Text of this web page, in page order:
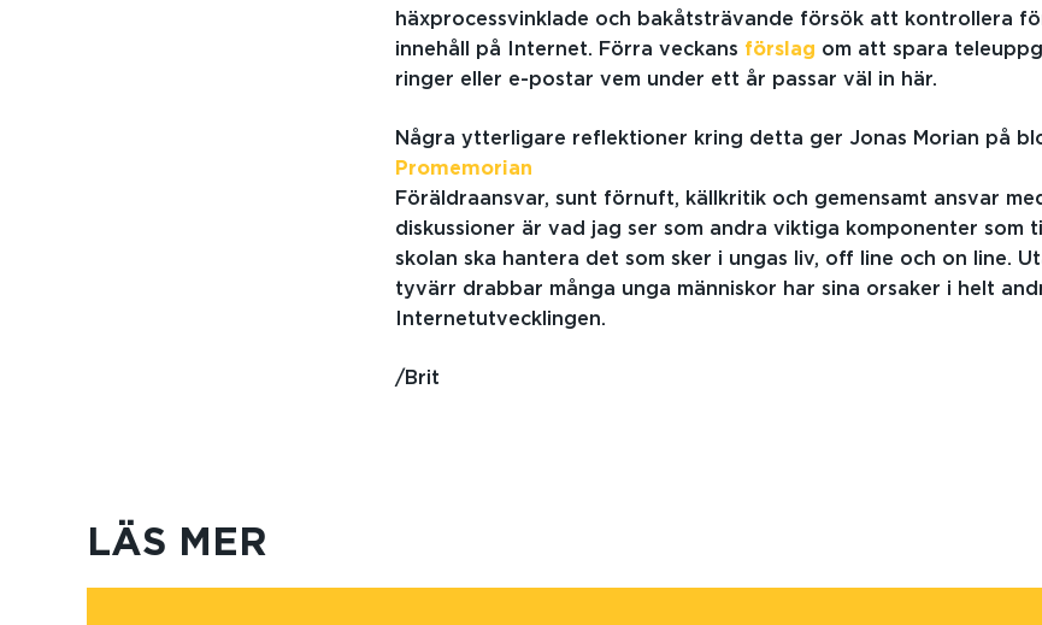
häxprocessvinklade och bakåtsträvande försök att kontrollera
innehåll på Internet. Förra veckans förslag om att spara
ringer eller e-postar vem under ett år passar väl in här.
Några ytterligare reflektioner kring detta ger Jonas Morian på
Promemorian
Föräldraansvar, sunt förnuft, källkritik och gemensamt ansvar
diskussioner är vad jag ser som andra viktiga komponenter som
skolan ska hantera det som sker i ungas liv, off line och on line.
tyvärr drabbar många unga människor har sina orsaker i helt
Internetutvecklingen.
/Brit
LÄS MER